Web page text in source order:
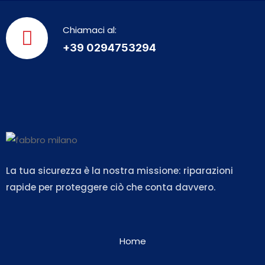
Chiamaci al:
+39 0294753294
La tua sicurezza è la nostra missione: riparazioni
rapide per proteggere ciò che conta davvero.
Home